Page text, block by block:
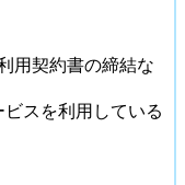
用契約書の締結な
ビスを利用している